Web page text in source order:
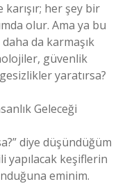
her şey bir
olur. Ama ya bu
da karmaşık
güvenlik
yaratırsa?
Geleceği
diye düşündüğüm
yapılacak keşiflerin
eminim.